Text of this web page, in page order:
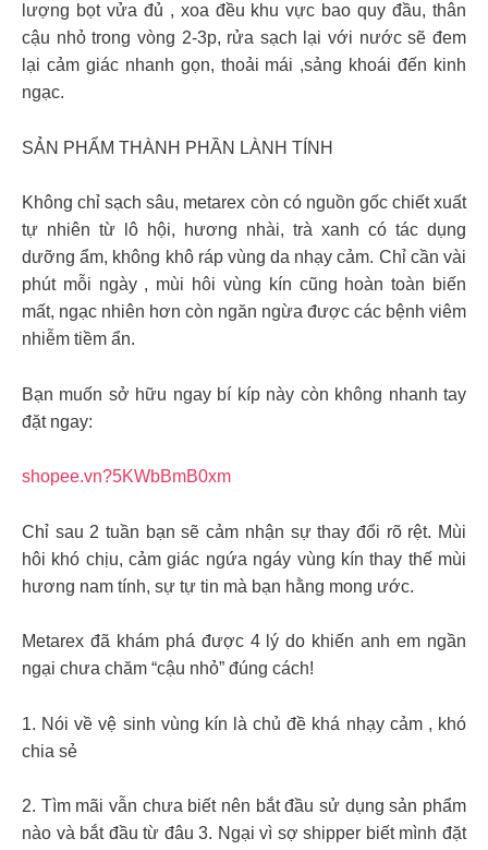
lượng bọt vửa đủ , xoa đều khu vực bao quy đầu, thân
cậu nhỏ trong vòng 2-3p, rửa sạch lại với nước sẽ đem
lại cảm giác nhanh gọn, thoải mái ,sảng khoái đến kinh
ngạc.
SẢN PHẨM THÀNH PHẦN LÀNH TÍNH
Không chỉ sạch sâu, metarex còn có nguồn gốc chiết xuất
tự nhiên từ lô hội, hương nhài, trà xanh có tác dụng
dưỡng ẩm, không khô ráp vùng da nhạy cảm. Chỉ cần vài
phút mỗi ngày , mùi hôi vùng kín cũng hoàn toàn biến
mất, ngạc nhiên hơn còn ngăn ngừa được các bệnh viêm
nhiễm tiềm ẩn.
Bạn muốn sở hữu ngay bí kíp này còn không nhanh tay
đặt ngay:
shopee.vn?5KWbBmB0xm
Chỉ sau 2 tuần bạn sẽ cảm nhận sự thay đổi rõ rệt. Mùi
hôi khó chịu, cảm giác ngứa ngáy vùng kín thay thế mùi
hương nam tính, sự tự tin mà bạn hằng mong ước.
Metarex đã khám phá được 4 lý do khiến anh em ngần
ngại chưa chăm “cậu nhỏ” đúng cách!
1. Nói về vệ sinh vùng kín là chủ đề khá nhạy cảm , khó
chia sẻ
2. Tìm mãi vẫn chưa biết nên bắt đầu sử dụng sản phẩm
nào và bắt đầu từ đâu 3. Ngại vì sợ shipper biết mình đặt